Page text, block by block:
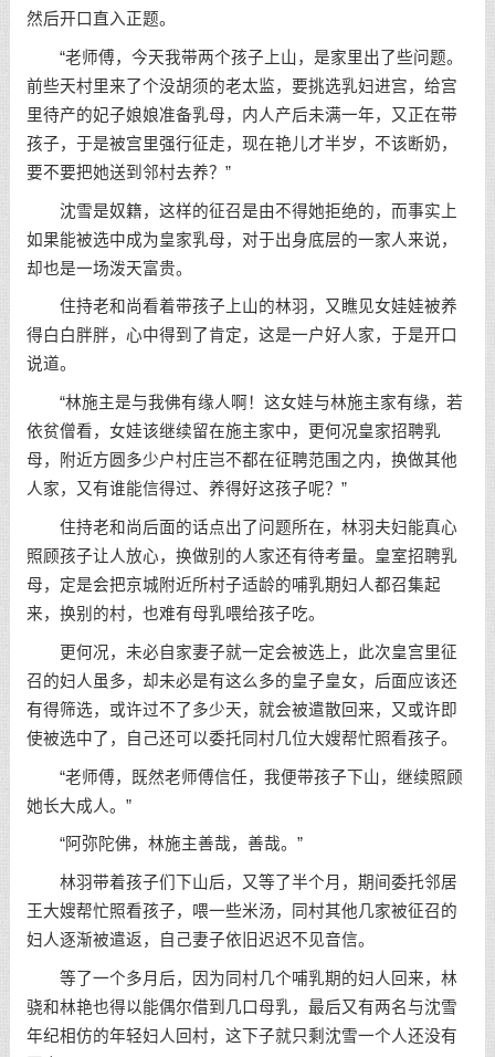
然后开口直入正题。
“老师傅，今天我带两个孩子上山，是家里出了些问题。
前些天村里来了个没胡须的老太监，要挑选乳妇进宫，给宫
里待产的妃子娘娘准备乳母，内人产后未满一年，又正在带
孩子，于是被宫里强行征走，现在艳儿才半岁，不该断奶，
要不要把她送到邻村去养？”
沈雪是奴籍，这样的征召是由不得她拒绝的，而事实上
如果能被选中成为皇家乳母，对于出身底层的一家人来说，
却也是一场泼天富贵。
住持老和尚看着带孩子上山的林羽，又瞧见女娃娃被养
得白白胖胖，心中得到了肯定，这是一户好人家，于是开口
说道。
“林施主是与我佛有缘人啊！这女娃与林施主家有缘，若
依贫僧看，女娃该继续留在施主家中，更何况皇家招聘乳
母，附近方圆多少户村庄岂不都在征聘范围之内，换做其他
人家，又有谁能信得过、养得好这孩子呢？”
住持老和尚后面的话点出了问题所在，林羽夫妇能真心
照顾孩子让人放心，换做别的人家还有待考量。皇室招聘乳
母，定是会把京城附近所村子适龄的哺乳期妇人都召集起
来，换别的村，也难有母乳喂给孩子吃。
更何况，未必自家妻子就一定会被选上，此次皇宫里征
召的妇人虽多，却未必是有这么多的皇子皇女，后面应该还
有得筛选，或许过不了多少天，就会被遣散回来，又或许即
使被选中了，自己还可以委托同村几位大嫂帮忙照看孩子。
“老师傅，既然老师傅信任，我便带孩子下山，继续照顾
她长大成人。”
“阿弥陀佛，林施主善哉，善哉。”
林羽带着孩子们下山后，又等了半个月，期间委托邻居
王大嫂帮忙照看孩子，喂一些米汤，同村其他几家被征召的
妇人逐渐被遣返，自己妻子依旧迟迟不见音信。
等了一个多月后，因为同村几个哺乳期的妇人回来，林
骁和林艳也得以能偶尔借到几口母乳，最后又有两名与沈雪
年纪相仿的年轻妇人回村，这下子就只剩沈雪一个人还没有